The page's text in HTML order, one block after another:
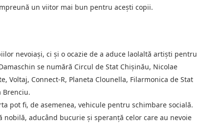
un viitor mai bun pentru acești copii.
nevoiași, ci și o ocazie de a aduce laolaltă artiști pentru
se numără Circul de Stat Chișinău, Nicolae
Voltaj, Connect-R, Planeta Clounella, Filarmonica de Stat
Brenciu.
pot fi, de asemenea, vehicule pentru schimbare socială.
aducând bucurie și speranță celor care au nevoie